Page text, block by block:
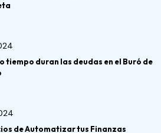
tiempo duran las deudas en el Buró de
de Automatizar tus Finanzas